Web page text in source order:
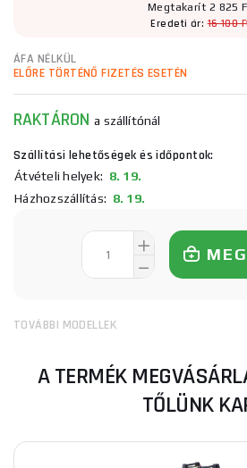
Megtakarít 2 825
Eredeti ár:16 100
ÁFA NÉLKÜL
ELŐRE TÖRTÉNŐ FIZETÉS ESETÉN
RAKTÁRONa szállítónál
Szállítási lehetőségek és időpontok:
Átvételi helyek: 8. 19.
Házhozszállítás: 8. 19.
TOVÁBBI MODELLEK
A TERMÉK
TŐLÜNK